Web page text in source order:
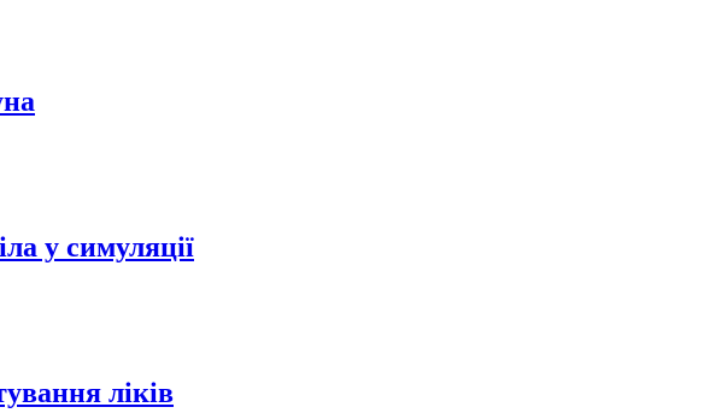
у симуляції
ліків